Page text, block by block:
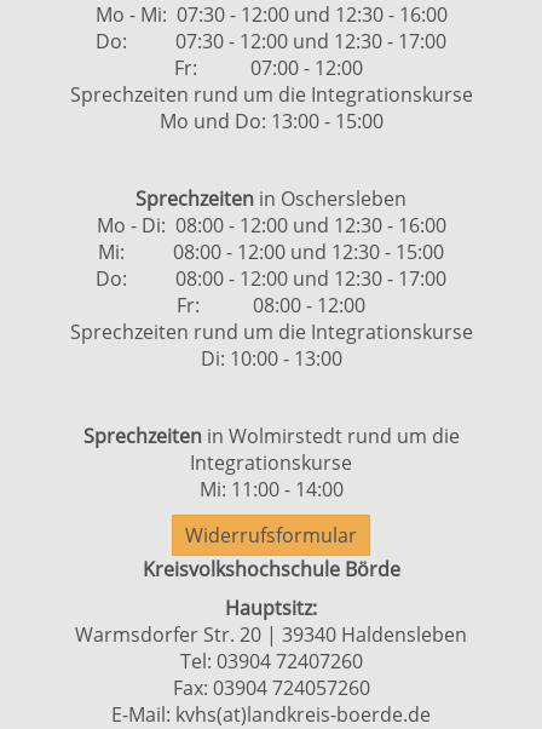
Mo - Mi: 07:30 - 12:00 und 12:30 - 16:00
Do: 07:30 - 12:00 und 12:30 - 17:00
Fr: 07:00 - 12:00
Sprechzeiten rund um die Integrationskurse
Mo und Do: 13:00 - 15:00
Sprechzeiten in Oschersleben
Mo - Di: 08:00 - 12:00 und 12:30 - 16:00
Mi: 08:00 - 12:00 und 12:30 - 15:00
Do: 08:00 - 12:00 und 12:30 - 17:00
Fr: 08:00 - 12:00
Sprechzeiten rund um die Integrationskurse
Di: 10:00 - 13:00
Sprechzeiten in Wolmirstedt rund um die
Integrationskurse
Mi: 11:00 - 14:00
Widerrufsformular
Kreisvolkshochschule Börde
Hauptsitz:
Warmsdorfer Str. 20 | 39340 Haldensleben
Tel: 03904 72407260
Fax: 03904 724057260
E-Mail: kvhs(at)landkreis-boerde.de